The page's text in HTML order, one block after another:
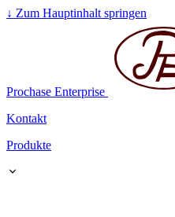
↓ Zum Hauptinhalt springen
Prochase Enterprise
Kontakt
Produkte